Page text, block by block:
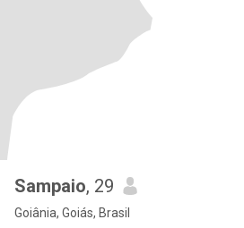
Sampaio, 29
Goiânia, Goiás, Brasil